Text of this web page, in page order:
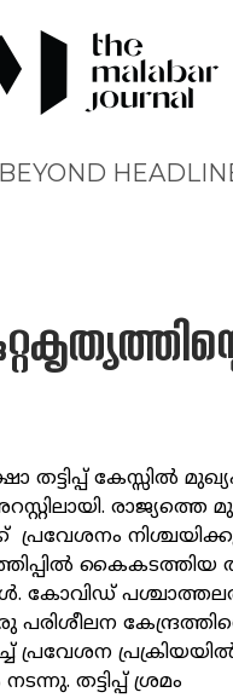
തട്ടിപ്പ് കേസ്സില്‍
രാജ്യത്തെ
പ്രവേശനം
കൈകടത്തിയ
കോവിഡ്
പ്രവേശന
തട്ടിപ്പ് ശ്രമം